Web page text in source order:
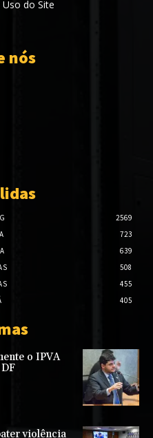
do Site
nós
2569
723
639
508
455
405
o IPVA
violência